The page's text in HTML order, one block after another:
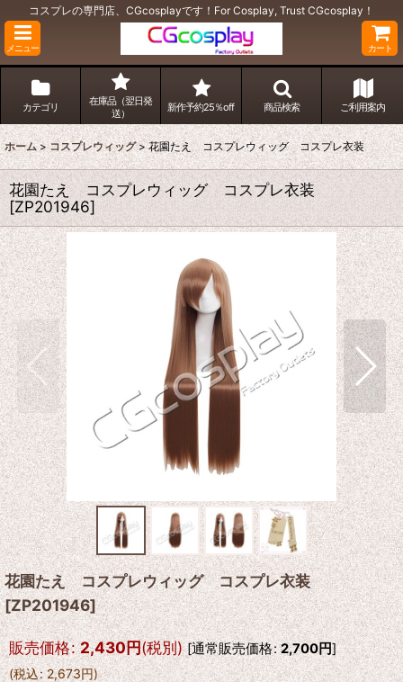
コスプレの専門店、CGcosplayです！For Cosplay, Trust CGcosplay！
メニュー カート
カテゴリ
在庫品（翌日発
送）
新作予約25％off 商品検索 ご利用案内
ホーム > コスプレウィッグ > 花園たえ コスプレウィッグ コスプレ衣装
花園たえ コスプレウィッグ コスプレ衣装
[ZP201946]
花園たえ コスプレウィッグ コスプレ衣装
[ZP201946]
販売価格: 2,430円(税別) [通常販売価格: 2,700円]
(税込: 2,673円)